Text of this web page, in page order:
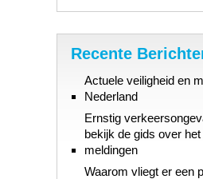
Recente
Actuele veiligheid en
Nederland
Ernstig
bekijk de gids over
meldingen
Waarom vliegt er een